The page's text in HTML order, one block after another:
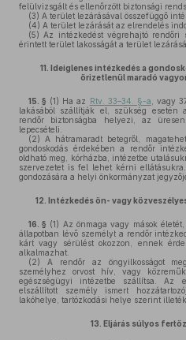
felülvizsgált és ellenőrzött biztonsági
(3) A terület lezárásával összefüggő
(4) A terület lezárását az elrendelés
(5) Az intézkedést végrehajtó rendőri
érintett terület lakosságát a terület
11. Ideiglenes intézkedés a
őrizetlenül maradó
15. § (1) Ha az Rtv. 33–34. §-a , vagy
lakásából szállítják el, szükség esetén
rendőr biztonságba helyezi, az
lepecsételi.
(2) A hátramaradt betegről,
gondoskodás érdekében a rendőr
oldható meg, kórházba, intézetbe
szervezetet is fel lehet kérni
gondozására a helyi önkormányzat
12. Intézkedés ön- vagy
16. § (1) Az önmaga vagy mások
állapotban lévő személyt a rendőr
kárt vagy sérülést okozzon, ennek
alkalmazhat.
(2) A rendőr az öngyilkosságot
személyhez orvost hív, vagy
egészségügyi intézetbe szállítsa. Az
elszállított személy ismert
lakóhelye, tartózkodási helye szerint
13. Eljárás súlyos